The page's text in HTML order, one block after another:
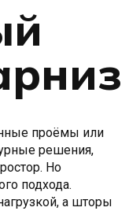
проёмы или
решения,
Но
подхода.
а шторы